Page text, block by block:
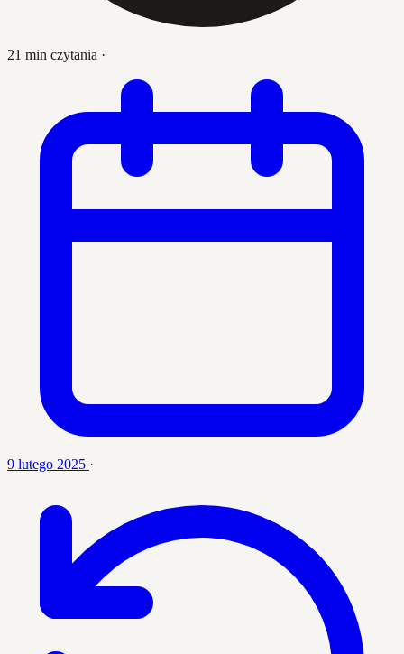
21 min czytania ·
9 lutego 2025 ·